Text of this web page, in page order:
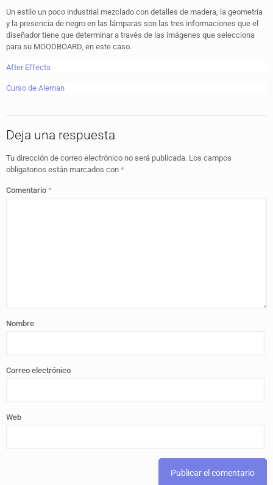
Un estilo un poco industrial mezclado con detalles de madera, la geometría
y la presencia de negro en las lámparas son las tres informaciones que el
diseñador tiene que determinar a través de las imágenes que selecciona
para su MOODBOARD, en este caso.
After Effects
Curso de Aleman
Deja una respuesta
Tu dirección de correo electrónico no será publicada. Los campos
obligatorios están marcados con *
Comentario *
Nombre
Correo electrónico
Web